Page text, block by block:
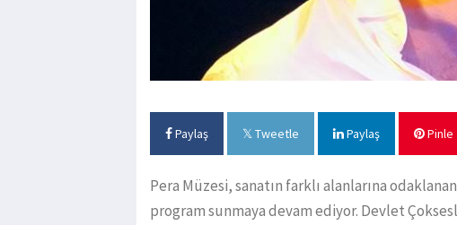
Paylaş Tweetle Paylaş Pinle
Pera Müzesi, sanatın farklı alanlarına
program sunmaya devam ediyor. Devlet